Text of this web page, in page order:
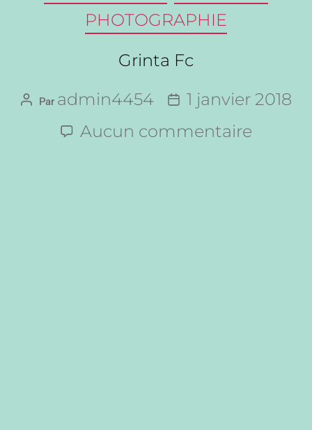
PHOTOGRAPHIE
Grinta Fc
Par admin4454
1 janvier 2018
Aucun commentaire